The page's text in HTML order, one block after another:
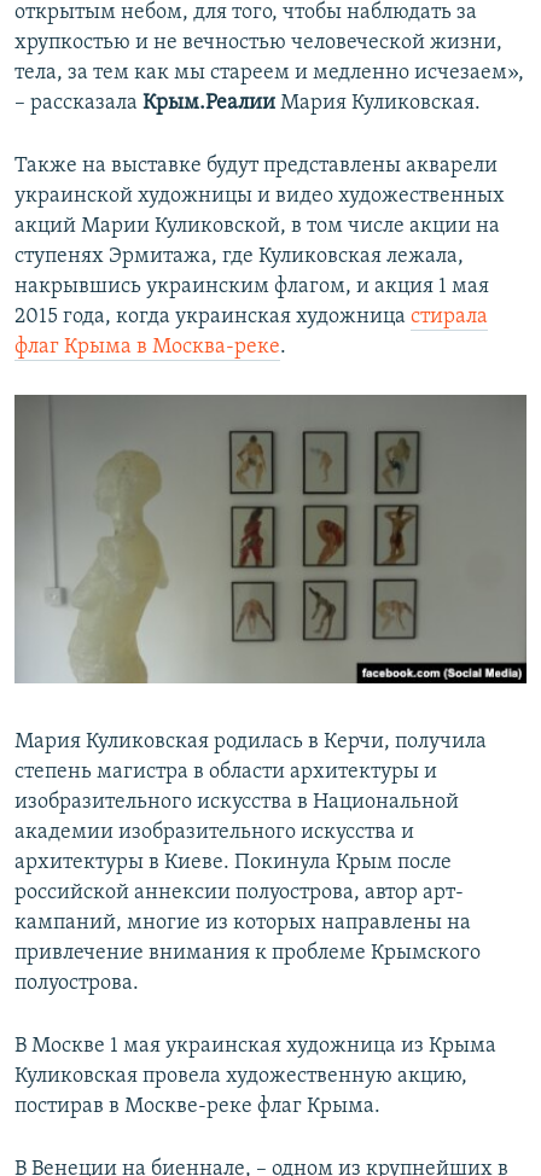
открытым небом, для того, чтобы наблюдать за
хрупкостью и не вечностью человеческой жизни,
тела, за тем как мы стареем и медленно исчезаем»,
– рассказала Крым.Реалии Мария Куликовская.
Также на выставке будут представлены акварели
украинской художницы и видео художественных
акций Марии Куликовской, в том числе акции на
ступенях Эрмитажа, где Куликовская лежала,
накрывшись украинским флагом, и акция 1 мая
2015 года, когда украинская художница стирала
флаг Крыма в Москва-реке.
Мария Куликовская родилась в Керчи, получила
степень магистра в области архитектуры и
изобразительного искусства в Национальной
академии изобразительного искусства и
архитектуры в Киеве. Покинула Крым после
российской аннексии полуострова, автор арт-
кампаний, многие из которых направлены на
привлечение внимания к проблеме Крымского
полуострова.
В Москве 1 мая украинская художница из Крыма
Куликовская провела художественную акцию,
постирав в Москве-реке флаг Крыма.
В Венеции на биеннале, – одном из крупнейших в